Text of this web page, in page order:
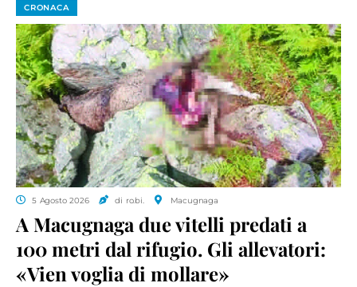
CRONACA
5 Agosto 2026 di ro.bi. Macugnaga
A Macugnaga due vitelli predati a
100 metri dal rifugio. Gli allevatori:
«Vien voglia di mollare»